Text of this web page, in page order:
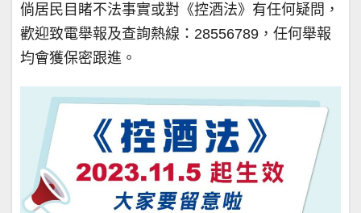
倘居民目睹不法事實或對《控酒法》有任何疑問，
歡迎致電舉報及查詢熱線：28556789，任何舉報
均會獲保密跟進。